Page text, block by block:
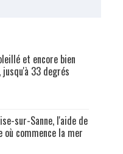
et encore bien
jusqu'à 33 degrés
sur-Sanne, l'aide de
commence la mer